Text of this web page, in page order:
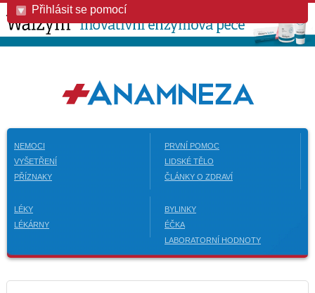
Přihlásit se pomocí
NEMOCI
VYŠETŘENÍ
PŘÍZNAKY
PRVNÍ POMOC
LIDSKÉ TĚLO
ČLÁNKY O ZDRAVÍ
LÉKY
LÉKÁRNY
BYLINKY
ÉČKA
LABORATORNÍ HODNOTY